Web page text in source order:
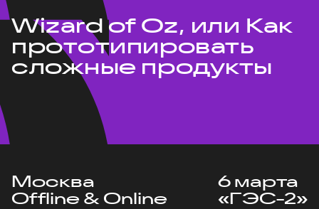
Wizard of Oz, или Как
прототипировать
сложные продукты
Москва
Offline & Online
6 марта
«ГЭС-2»